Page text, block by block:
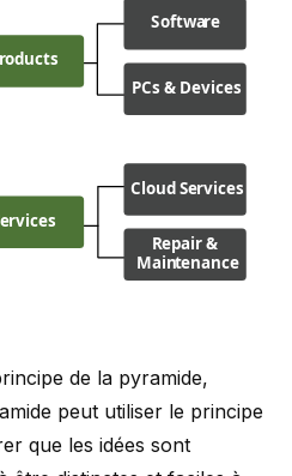
de la pyramide,
peut utiliser le principe
que les idées sont